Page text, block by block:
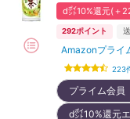
d㌽10%還元(＋
292ポイント
Amazonプライ
223
プライム会
d㌽10%還元